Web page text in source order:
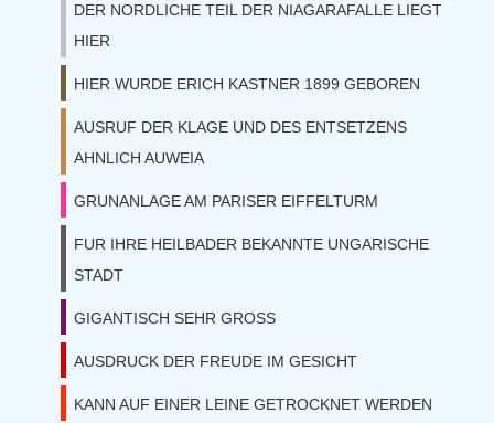
DER NORDLICHE TEIL DER NIAGARAFALLE LIEGT
HIER
HIER WURDE ERICH KASTNER 1899 GEBOREN
AUSRUF DER KLAGE UND DES ENTSETZENS
AHNLICH AUWEIA
GRUNANLAGE AM PARISER EIFFELTURM
FUR IHRE HEILBADER BEKANNTE UNGARISCHE
STADT
GIGANTISCH SEHR GROSS
AUSDRUCK DER FREUDE IM GESICHT
KANN AUF EINER LEINE GETROCKNET WERDEN